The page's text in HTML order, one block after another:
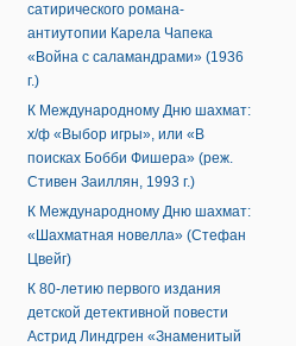
сатирического романа-
антиутопии Карела Чапека
«Война с саламандрами» (1936
г.)
К Международному Дню шахмат:
х/ф «Выбор игры», или «В
поисках Бобби Фишера» (реж.
Стивен Заиллян, 1993 г.)
К Международному Дню шахмат:
«Шахматная новелла» (Стефан
Цвейг)
К 80-летию первого издания
детской детективной повести
Астрид Линдгрен «Знаменитый